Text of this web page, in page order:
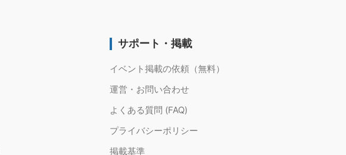
サポート・掲載
イベント掲載の依頼（無料）
運営・お問い合わせ
よくある質問 (FAQ)
プライバシーポリシー
掲載基準